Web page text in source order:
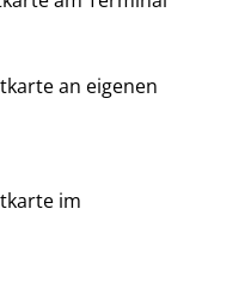
an eigenen
im